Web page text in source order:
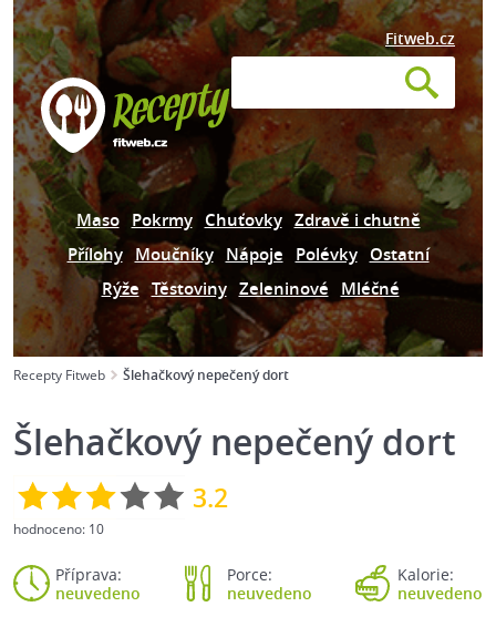
Fitweb.cz
Maso Pokrmy Chuťovky Zdravě i chutně
Přílohy Moučníky Nápoje Polévky Ostatní
Rýže Těstoviny Zeleninové Mléčné
Recepty Fitweb Šlehačkový nepečený dort
Šlehačkový nepečený dort
3.2
hodnoceno: 10
Příprava:
neuvedeno
Porce:
neuvedeno
Kalorie:
neuvedeno